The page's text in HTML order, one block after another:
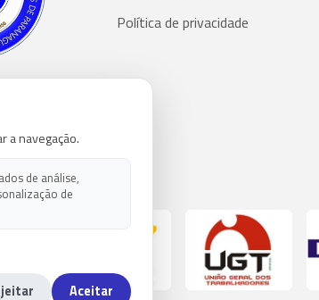
Política de privacidade
a navegação.
de análise,
de
Aceitar